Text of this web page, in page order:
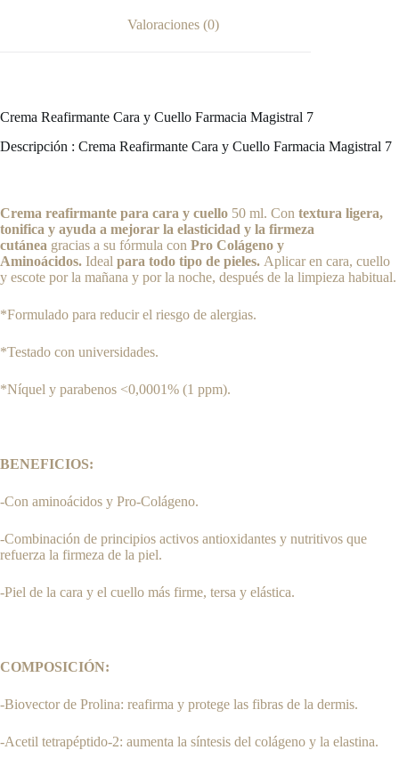
Valoraciones (0)
Crema Reafirmante Cara y Cuello Farmacia Magistral 7
Descripción : Crema Reafirmante Cara y Cuello Farmacia Magistral 7
Crema reafirmante para cara y cuello 50 ml. Con textura ligera,
tonifica y ayuda a mejorar la elasticidad y la firmeza
cutánea gracias a su fórmula con Pro Colágeno y
Aminoácidos. Ideal para todo tipo de pieles. Aplicar en cara, cuello
y escote por la mañana y por la noche, después de la limpieza habitual.
*Formulado para reducir el riesgo de alergias.
*Testado con universidades.
*Níquel y parabenos <0,0001% (1 ppm).
BENEFICIOS:
-Con aminoácidos y Pro-Colágeno.
-Combinación de principios activos antioxidantes y nutritivos que
refuerza la firmeza de la piel.
-Piel de la cara y el cuello más firme, tersa y elástica.
COMPOSICIÓN:
-Biovector de Prolina: reafirma y protege las fibras de la dermis.
-Acetil tetrapéptido-2: aumenta la síntesis del colágeno y la elastina.